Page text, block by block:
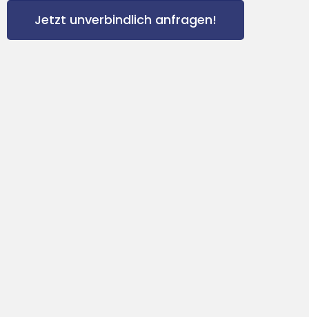
Jetzt unverbindlich anfragen!